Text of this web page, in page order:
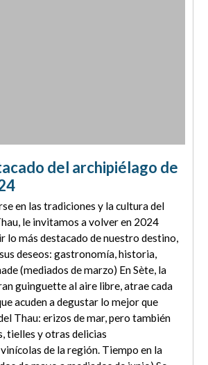
del archipiélago de
en las tradiciones y la cultura del
le invitamos a volver en 2024
lo más destacado de nuestro destino,
deseos: gastronomía, historia,
(mediados de marzo) En Sète, la
guinguette al aire libre, atrae cada
acuden a degustar lo mejor que
Thau: erizos de mar, pero también
tielles y otras delicias
de la región. Tiempo en la